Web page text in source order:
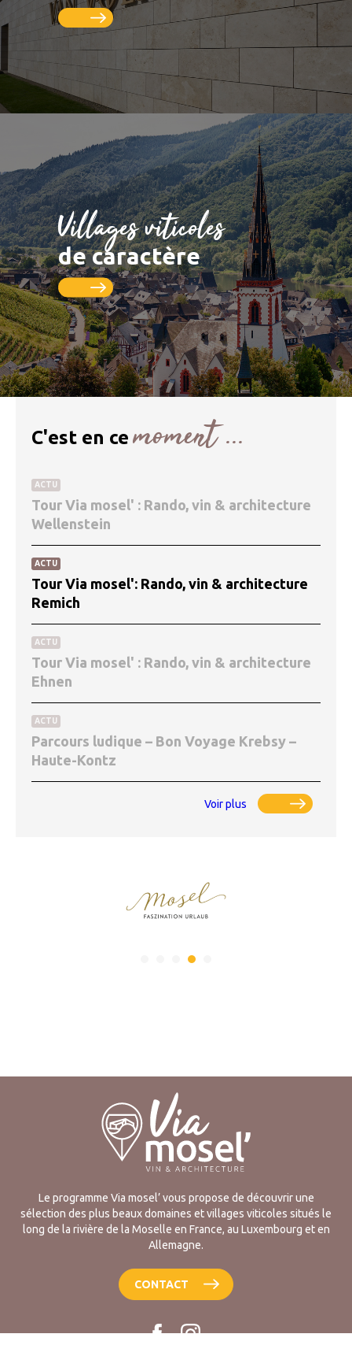
FRANCE
Metz
Nancy
Villages viticoles
de caractère
C'est en cemoment ...
ACTU
Tour Via mosel' : Rando, vin & architecture
Wellenstein
ACTU
Tour Via mosel': Rando, vin & architecture
Remich
ACTU
Tour Via mosel' : Rando, vin & architecture
Ehnen
ACTU
Parcours ludique – Bon Voyage Krebsy –
Haute-Kontz
Voir plus
Le programme Via mosel’ vous propose de découvrir une
sélection des plus beaux domaines et villages viticoles situés le
long de la rivière de la Moselle en France, au Luxembourg et en
Allemagne.
CONTACT